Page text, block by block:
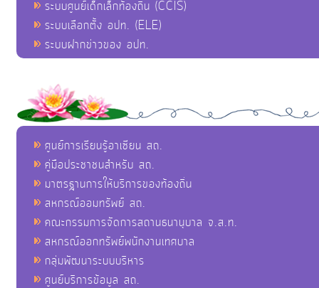
ระบบศูนย์เด็กเล็กท้องถิ่น (CCIS)
ระบบเลือกตั้ง อปท. (ELE)
ระบบฝากข่าวของ อปท.
ศูนย์การเรียนรู้อาเซียน สถ.
คู่มือประชาชนสำหรับ สถ.
มาตรฐานการให้บริการของท้องถิ่น
สหกรณ์ออมทรัพย์ สถ.
คณะกรรมการจัดการสถานธนานุบาล จ.ส.ท.
สหกรณ์ออกทรัพย์พนักงานเทศบาล
กลุ่มพัฒนาระบบบริหาร
ศูนย์บริการข้อมูล สถ.